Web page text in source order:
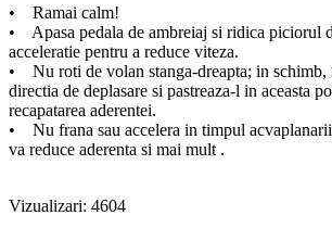
• Ramai calm!
• Apasa pedala de ambreiaj si ridica piciorul
acceleratie pentru a reduce viteza.
• Nu roti de volan stanga-dreapta; in schimb,
directia de deplasare si pastreaza-l in aceasta
recapatarea aderentei.
• Nu frana sau accelera in timpul
va reduce aderenta si mai mult .
Vizualizari: 4604